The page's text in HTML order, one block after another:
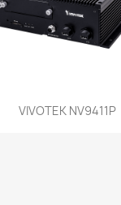
Vista rápida
VIVOTEK NV9411P